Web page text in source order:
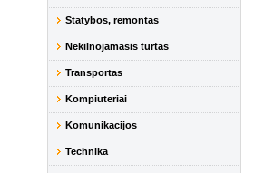
Statybos, remontas
Nekilnojamasis turtas
Transportas
Kompiuteriai
Komunikacijos
Technika